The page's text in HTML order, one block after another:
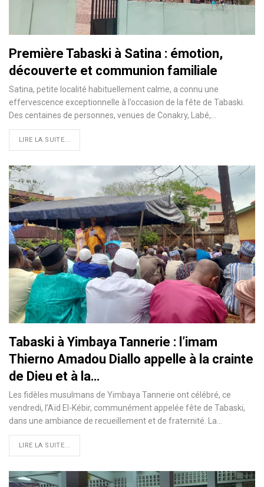
Première Tabaski à Satina : émotion,
découverte et communion familiale
Satina, petite localité habituellement calme, a connu une
effervescence exceptionnelle à l’occasion de la fête de Tabaski.
Des centaines de personnes, venues de Conakry, Labé,…
LIRE LA SUITE...
Tabaski à Yimbaya Tannerie : l’imam
Thierno Amadou Diallo appelle à la crainte
de Dieu et à la…
Les fidèles musulmans de Yimbaya Tannerie ont célébré, ce
vendredi, l’Aïd El-Kébir, communément appelée fête de Tabaski,
dans une ambiance de recueillement et de fraternité. La…
LIRE LA SUITE...